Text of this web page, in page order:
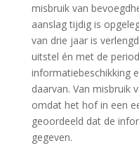
misbruik van
aanslag tijdig is
van drie jaar is
uitstel én met de
informatiebeschikking
daarvan. Van misbruik
omdat het hof in een
geoordeeld dat de
gegeven.